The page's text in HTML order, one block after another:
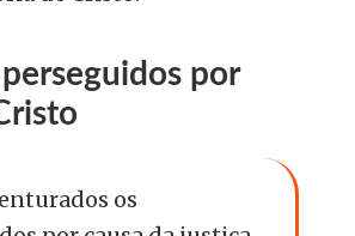
perseguidos por
os